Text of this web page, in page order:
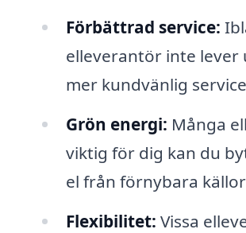
Förbättrad service:
elleverantör inte
mer kundvänlig
Grön energi: Många
viktig för dig kan du
el från förnybara
Flexibilitet: Vissa